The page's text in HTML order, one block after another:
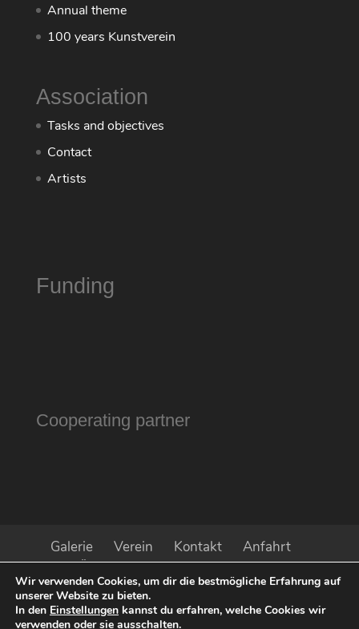
Annual theme
100 years Kunstverein
Association
Tasks and objectives
Contact
Artists
Funding
Cooperating partner
Galerie Verein Kontakt
Anfahrt
Öffnungszeiten
Impressum
Datenschutz
Aktuell
Presse
Sponsoren
Wir verwenden Cookies, um dir die bestmögliche Erfahrung auf
unserer Website zu bieten.
In den Einstellungen kannst du erfahren, welche Cookies wir
verwenden oder sie ausschalten.